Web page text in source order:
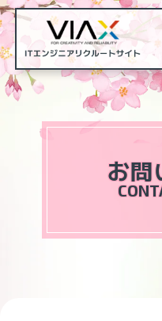
お問